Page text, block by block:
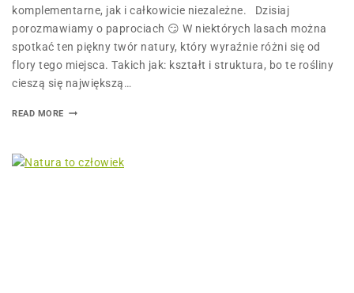
komplementarne, jak i całkowicie niezależne. Dzisiaj
porozmawiamy o paprociach 😏 W niektórych lasach można
spotkać ten piękny twór natury, który wyraźnie różni się od
flory tego miejsca. Takich jak: kształt i struktura, bo te rośliny
cieszą się największą…
READ MORE